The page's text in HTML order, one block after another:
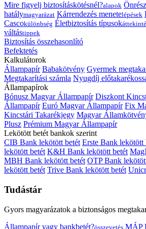
Mire figyelj biztosításkötésnél?alapok
hatálymagyarázat Kárrendezés menetelépések
Cascokülönbség Életbiztosítás típusok
váltástippek
Biztosítás összehasonlító
Befektetés
Kalkulátorok
Állampapír Babakötvény Gyermek
Megtakarítási számla Nyugdíj
Állampapírok
Bónusz Magyar Állampapír Diszkont
Állampapír Euró Magyar Állampapír Fix
Kincstári Takarékjegy Magyar
Plusz Prémium Magyar Állampapír
Lekötött betét bankok szerint
CIB Bank lekötött betét Erste Bank lekötött
lekötött betét K&H Bank lekötött betét
MBH Bank lekötött betét OTP Bank
lekötött betét Trive Bank lekötött betét
Tudástár
Gyors magyarázatok a biztonságos
Állampapír vagy bankbetét?összevetés MÁP